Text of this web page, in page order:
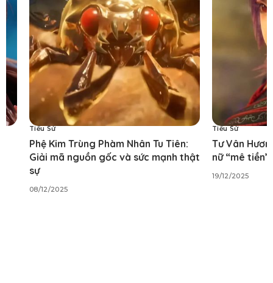
Phàm Nhân Tu Tiên:
gốc và sức mạnh thật
Tiểu Sử
Tư Vân Hương Mục Thần Ký:
nữ “mê tiền” đầy mưu lược